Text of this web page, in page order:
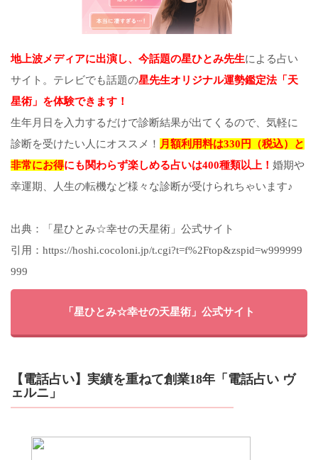
地上波メディアに出演し、今話題の星ひとみ先生による占い
サイト。テレビでも話題の星先生オリジナル運勢鑑定法「天
星術」を体験できます！
生年月日を入力するだけで診断結果が出てくるので、気軽に
診断を受けたい人にオススメ！ 月額利用料は330円（税込）と
非常にお得にも関わらず楽しめる占いは400種類以上！ 婚期や
幸運期、人生の転機など様々な診断が受けられちゃいます♪
出典：「星ひとみ☆幸せの天星術」公式サイト
引用：https://hoshi.cocoloni.jp/t.cgi?t=f%2Ftop&zspid=w999999
999
「星ひとみ☆幸せの天星術」公式サイト
【電話占い】実績を重ねて創業18年「電話占い ヴ
ェルニ」